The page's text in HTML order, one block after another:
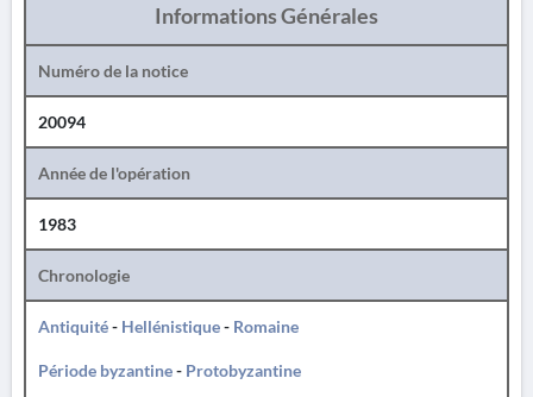
Informations Générales
Numéro de la notice
20094
Année de l'opération
1983
Chronologie
Antiquité- Hellénistique- Romaine
Période byzantine- Protobyzantine